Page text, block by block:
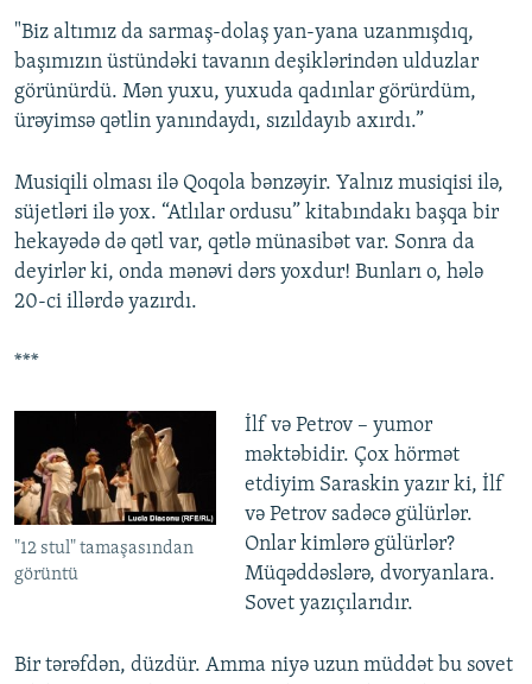
"Biz altımız da sarmaş-dolaş yan-yana uzanmışdıq,
başımızın üstündəki tavanın deşiklərindən ulduzlar
görünürdü. Mən yuxu, yuxuda qadınlar görürdüm,
ürəyimsə qətlin yanındaydı, sızıldayıb axırdı.”
Musiqili olması ilə Qoqola bənzəyir. Yalnız musiqisi ilə,
süjetləri ilə yox. “Atlılar ordusu” kitabındakı başqa bir
hekayədə də qətl var, qətlə münasibət var. Sonra da
deyirlər ki, onda mənəvi dərs yoxdur! Bunları o, hələ
20-ci illərdə yazırdı.
***
"12 stul" tamaşasından
görüntü
İlf və Petrov – yumor
məktəbidir. Çox hörmət
etdiyim Saraskin yazır ki, İlf
və Petrov sadəcə gülürlər.
Onlar kimlərə gülürlər?
Müqəddəslərə, dvoryanlara.
Sovet yazıçılarıdır.
Bir tərəfdən, düzdür. Amma niyə uzun müddət bu sovet